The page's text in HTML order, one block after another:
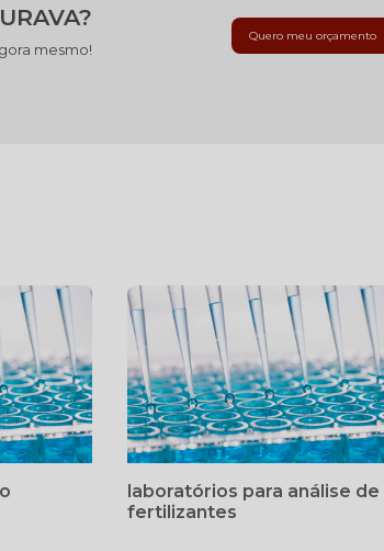
mesmo!
Quero meu orçamento
laboratórios para análise de
fertilizantes